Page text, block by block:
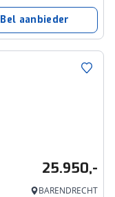
Bel aanbieder
25.950,-
BARENDRECHT